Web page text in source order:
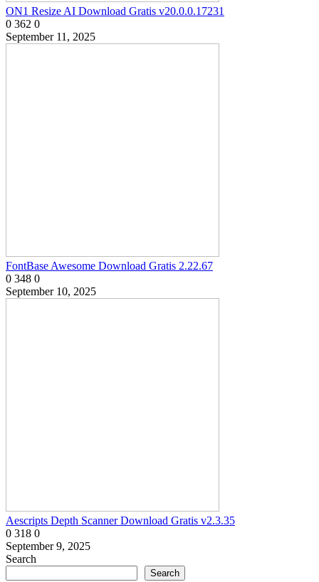
ON1 Resize AI Download Gratis v20.0.0.17231
0 362 0
September 11, 2025
FontBase Awesome Download Gratis 2.22.67
0 348 0
September 10, 2025
Aescripts Depth Scanner Download Gratis v2.3.35
0 318 0
September 9, 2025
Search
Search